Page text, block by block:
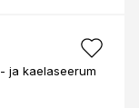
ja kaelaseerum